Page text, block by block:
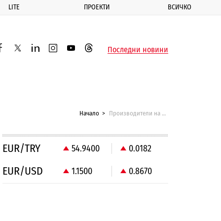
LITE ПРОЕКТИ ВСИЧКО
twitterlinkedininstagram
youtubethreadsПоследни новини
Начало Производители на домашна ракия протестираха пред парламента
EUR/TRY 54.9400 0.0182
EUR/USD 1.1500 0.8670